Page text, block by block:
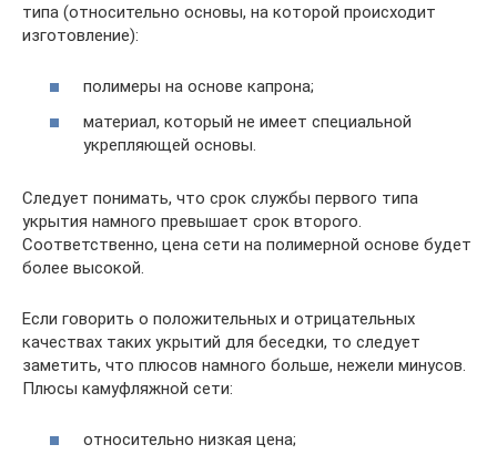
типа (относительно основы, на которой происходит
изготовление):
полимеры на основе капрона;
материал, который не имеет специальной
укрепляющей основы.
Следует понимать, что срок службы первого типа
укрытия намного превышает срок второго.
Соответственно, цена сети на полимерной основе будет
более высокой.
Если говорить о положительных и отрицательных
качествах таких укрытий для беседки, то следует
заметить, что плюсов намного больше, нежели минусов.
Плюсы камуфляжной сети:
относительно низкая цена;